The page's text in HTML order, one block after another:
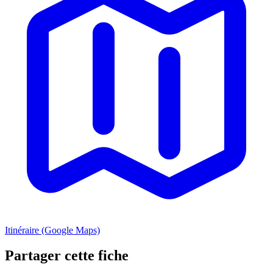
Itinéraire (Google Maps)
Partager cette fiche